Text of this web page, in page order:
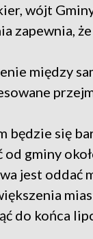
wójt
zapewnia,
między
będzie się
od gminy
jest oddać
do końca